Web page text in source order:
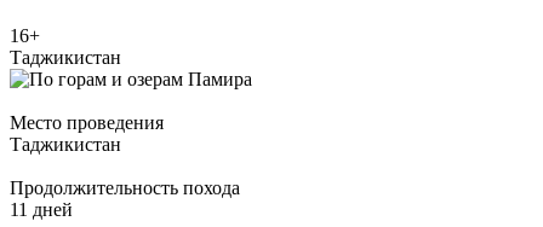
16+
Таджикистан
Место проведения
Таджикистан
Продолжительность похода
11 дней